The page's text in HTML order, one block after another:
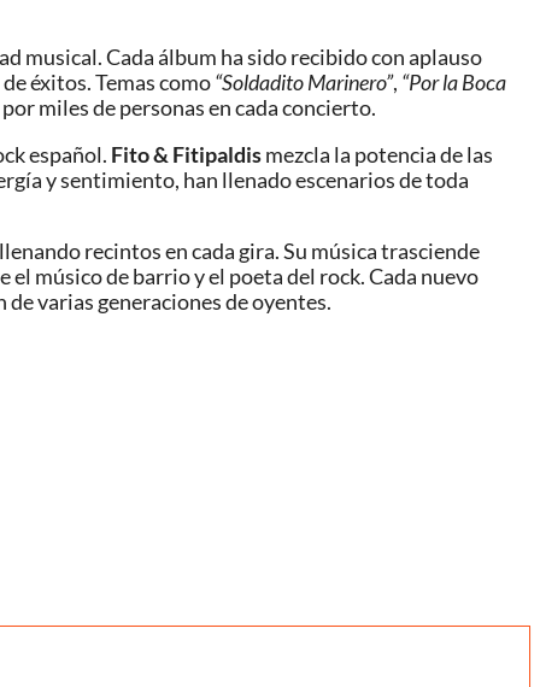
musical. Cada álbum ha sido recibido con aplauso
éxitos. Temas como“Soldadito Marinero”, “Por la Boca
miles de personas en cada concierto.
español. Fito & Fitipaldismezcla la potencia de las
y sentimiento, han llenado escenarios de toda
recintos en cada gira. Su música trasciende
el músico de barrio y el poeta del rock. Cada nuevo
varias generaciones de oyentes.